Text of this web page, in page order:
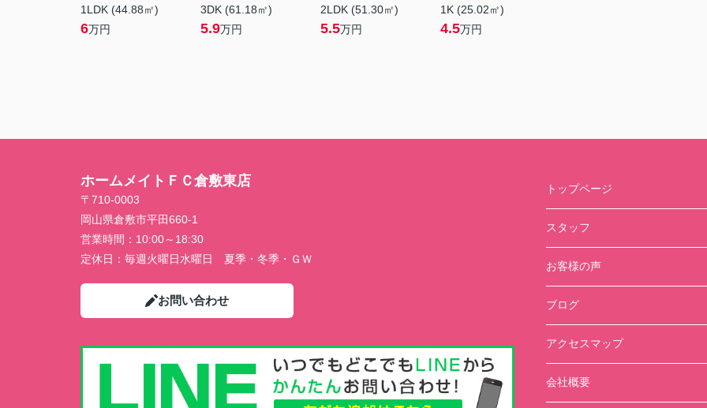
1LDK (44.88㎡)
6万円
3DK (61.18㎡)
5.9万円
2LDK (51.30㎡)
5.5万円
1K (25.02㎡)
4.5万円
ホームメイトＦＣ倉敷東店
〒710-0003
岡山県倉敷市平田660-1
営業時間： 10:00～18:30
定休日： 毎週火曜日水曜日 夏季・冬季・ＧＷ
お問い合わせ
トップページ
スタッフ
お客様の声
ブログ
アクセスマップ
会社概要